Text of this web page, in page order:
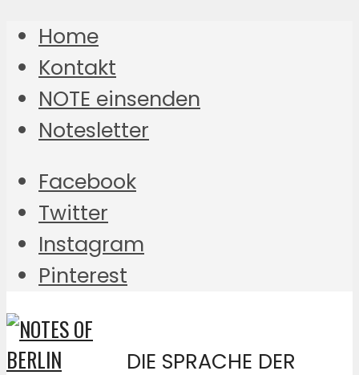
Home
Kontakt
NOTE einsenden
Notesletter
Facebook
Twitter
Instagram
Pinterest
DIE SPRACHE DER